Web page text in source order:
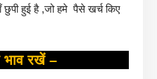
छुपी हुई है ,जो हमे पैसे खर्च किए
भाव रखें –